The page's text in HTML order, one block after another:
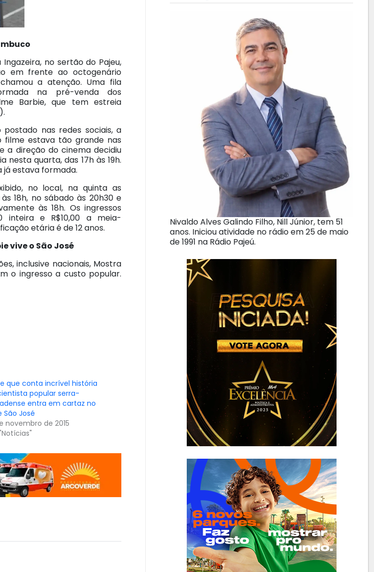
Ingazeira, no sertão do Pajeu,
em frente ao octogenário
a atenção. Uma fila
na pré-venda dos
Barbie, que tem estreia
postado nas redes sociais, a
filme estava tão grande nas
a direção do cinema decidiu
nesta quarta, das 17h às 19h.
já estava formada.
no local, na quinta as
18h, no sábado às 20h30 e
às 18h. Os ingressos
inteira e R$10,00 a meia-
etária é de 12 anos.
vive o São José
inclusive nacionais, Mostra
o ingresso a custo popular.
que conta incrível história
popular serra-
entra em cartaz no
São José
novembro de 2015
Nivaldo Alves Galindo Filho, Nill Júnior, tem 51
anos. Iniciou atividade no rádio em 25 de maio
de 1991 na Rádio Pajeú.